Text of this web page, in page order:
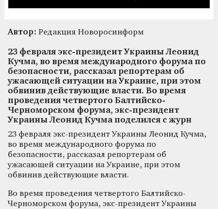
Автор: Редакция Новоросинформ
23 февраля экс-президент Украины Леонид
Кучма, во время международного форума по
безопасности, рассказал репортерам об
ужасающей ситуации на Украине, при этом
обвинив действующие власти. Во время
проведения четвертого Балтийско-
Черноморском форума, экс-президент
Украины Леонид Кучма поделился с журн
23 февраля экс-президент Украины Леонид Кучма,
во время международного форума по
безопасности, рассказал репортерам об
ужасающей ситуации на Украине, при этом
обвинив действующие власти.
Во время проведения четвертого Балтийско-
Черноморском форума, экс-президент Украины